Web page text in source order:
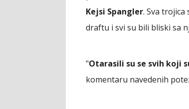
Kejsi Spangler. Sva trojica
draftu i svi su bili bliski sa
"Otarasili su se svih koji
komentaru navedenih